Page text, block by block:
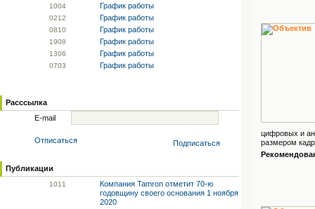
1004 График работы
0212 График работы
0810 График работы
1908 График работы
1306 График работы
0703 График работы
Расссылка
E-mail
Отписаться Подписаться
Публикации
1011
Компания Tamron отметит 70-ю
годовщину своего основания 1 ноября
2020
цифровых и
размером